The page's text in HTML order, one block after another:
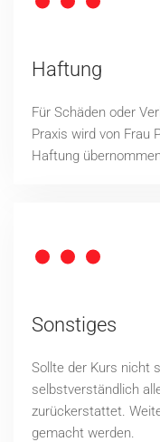
Haftung
Für Schäden oder
Praxis wird von Frau
Haftung übernommen.
Sonstiges
Sollte der Kurs nicht
selbstverständlich
zurückerstattet.
gemacht werden.